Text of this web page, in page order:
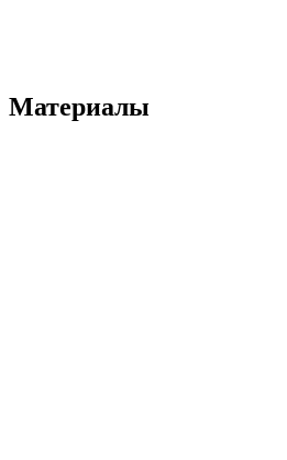
Материалы